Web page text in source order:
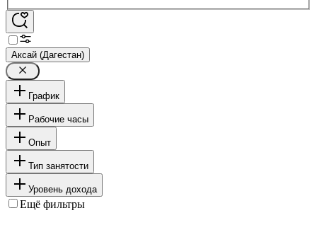
Аксай (Дагестан)
График
Рабочие часы
Опыт
Тип занятости
Уровень дохода
Ещё фильтры